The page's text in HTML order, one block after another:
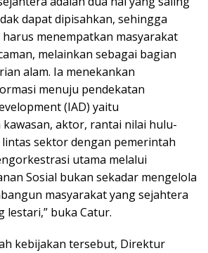
dapat dipisahkan, sehingga
menempatkan masyarakat
melainkan sebagai bagian
alam. Ia menekankan
menuju pendekatan
(IAD) yaitu
aktor, rantai nilai hulu-
sektor dengan pemerintah
utama melalui
Sosial bukan sekadar mengelola
masyarakat yang sejahtera
lestari,” buka Catur.
kebijakan tersebut, Direktur